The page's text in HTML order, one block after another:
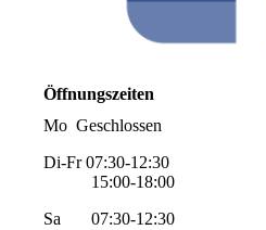
Öffnungszeiten
Mo Geschlossen
Di-Fr 07:30-12:30
15:00-18:00
Sa 07:30-12:30